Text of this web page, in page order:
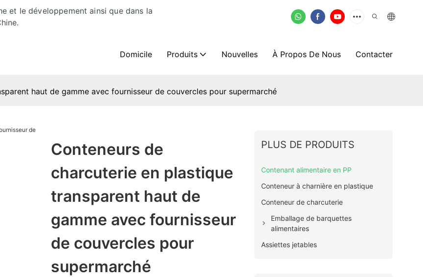
et le développement ainsi que dans la
Domicile Produits Nouvelles À Propos De Nous Contacter
haut de gamme avec fournisseur de couvercles pour supermarché
Conteneurs de
charcuterie en plastique
transparent haut de
gamme avec fournisseur
de couvercles pour
supermarché
PLUS DE PRODUITS
Contenant alimentaire en PP
Conteneur à charnière en plastique
Conteneur de charcuterie
Emballage de barquettes
alimentaires
Assiettes jetables